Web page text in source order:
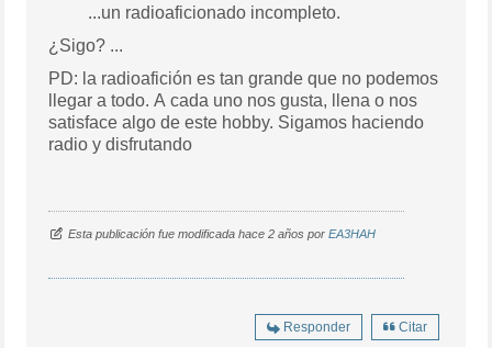
...un radioaficionado incompleto.
¿Sigo? ...
PD: la radioafición es tan grande que no podemos
llegar a todo. A cada uno nos gusta, llena o nos
satisface algo de este hobby. Sigamos haciendo
radio y disfrutando
Esta publicación fue modificada hace 2 años porEA3HAH
Responder Citar